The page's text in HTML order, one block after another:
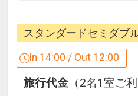
どこだわりの寝具で
「食事なしプラン」
をご用意しています。
●「食事なしプラン
スタンダードセミダブ
In 14:00 / Out 12:00
旅行代金 （2名1室ご